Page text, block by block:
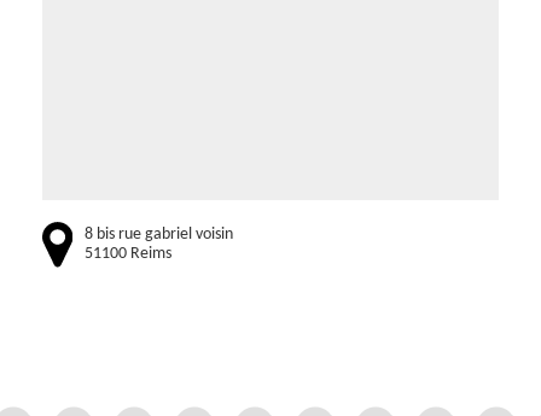
8 bis rue gabriel voisin
51100 Reims